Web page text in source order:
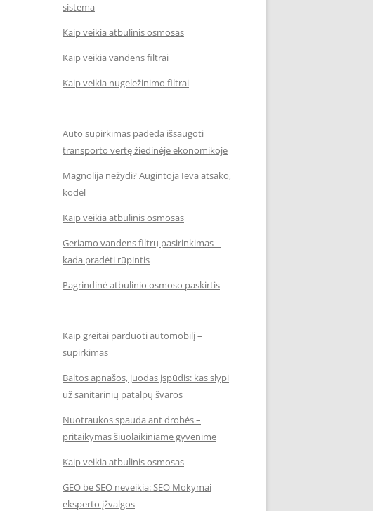
sistema
Kaip veikia atbulinis osmosas
Kaip veikia vandens filtrai
Kaip veikia nugeležinimo filtrai
Auto supirkimas padeda išsaugoti
transporto vertę žiedinėje ekonomikoje
Magnolija nežydi? Augintoja Ieva atsako,
kodėl
Kaip veikia atbulinis osmosas
Geriamo vandens filtrų pasirinkimas –
kada pradėti rūpintis
Pagrindinė atbulinio osmoso paskirtis
Kaip greitai parduoti automobilį –
supirkimas
Baltos apnašos, juodas įspūdis: kas slypi
už sanitarinių patalpų švaros
Nuotraukos spauda ant drobės –
pritaikymas šiuolaikiniame gyvenime
Kaip veikia atbulinis osmosas
GEO be SEO neveikia: SEO Mokymai
eksperto įžvalgos